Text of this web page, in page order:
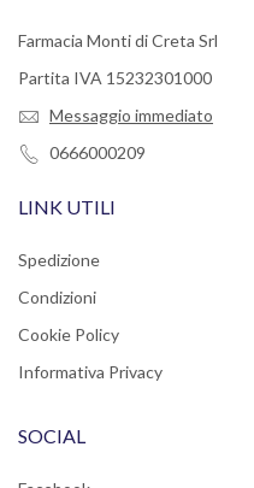
Farmacia Monti di Creta Srl
Partita IVA 15232301000
Messaggio immediato
0666000209
LINK UTILI
Spedizione
Condizioni
Cookie Policy
Informativa Privacy
SOCIAL